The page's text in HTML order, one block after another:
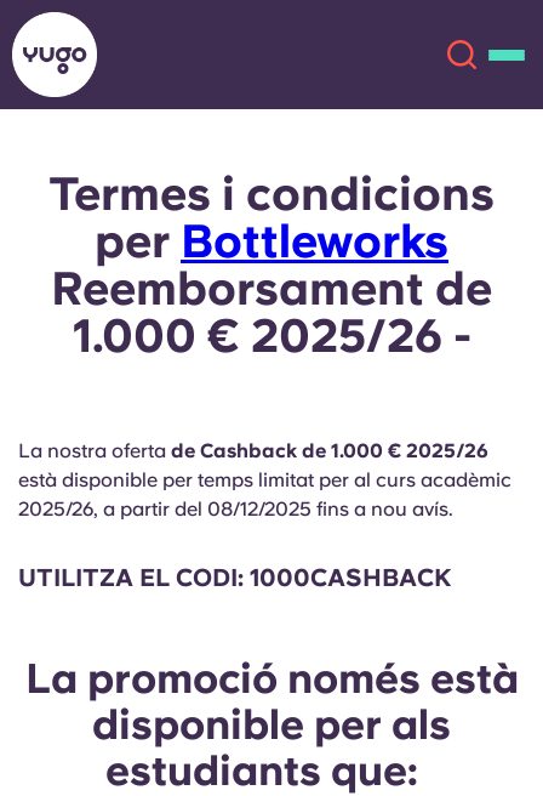
Sobre
Ubicacions
Més
Compte Llengua
Chinese
Español
Selecciona una residència
Inicia la sessió
Reserva ara
English (GB)
English (US)
Chinese Español
Italian French
Portuguese
Termes i condicions
per Bottleworks
Reemborsament de
1.000 € 2025/26 -
La nostra oferta de Cashback de 1.000 € 2025/26
està disponible per temps limitat per al curs acadèmic
2025/26, a partir del 08/12/2025 fins a nou avís.
UTILITZA EL CODI: 1000CASHBACK
La promoció només està
disponible per als
estudiants que: